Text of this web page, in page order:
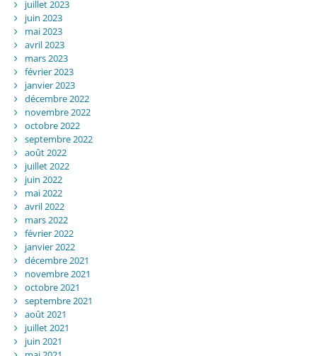
juillet 2023
juin 2023
mai 2023
avril 2023
mars 2023
février 2023
janvier 2023
décembre 2022
novembre 2022
octobre 2022
septembre 2022
août 2022
juillet 2022
juin 2022
mai 2022
avril 2022
mars 2022
février 2022
janvier 2022
décembre 2021
novembre 2021
octobre 2021
septembre 2021
août 2021
juillet 2021
juin 2021